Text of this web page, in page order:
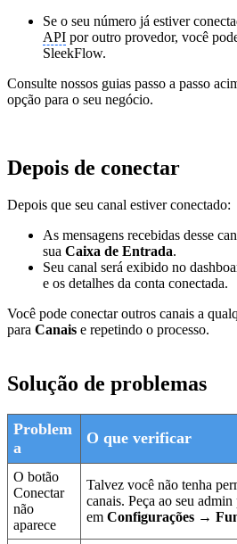
Se o seu número já estiver
API por outro provedor, você
SleekFlow.
Consulte nossos guias passo a passo
opção para o seu negócio.
Depois de conectar
Depois que seu canal estiver conectado:
As mensagens recebidas desse
sua Caixa de Entrada.
Seu canal será exibido no
e os detalhes da conta conectada.
Você pode conectar outros canais a
para Canais e repetindo o processo.
Solução de problemas
Problem
a
O que verificar
O botão
Conectar
não
aparece
Talvez você não tenha
canais. Peça ao seu
emConfigurações →